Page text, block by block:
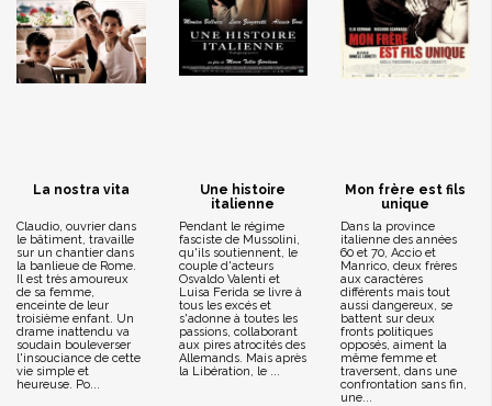
La nostra vita
Claudio, ouvrier dans
le bâtiment, travaille
sur un chantier dans
la banlieue de Rome.
Il est très amoureux
de sa femme,
enceinte de leur
troisième enfant. Un
drame inattendu va
soudain bouleverser
l'insouciance de cette
vie simple et
heureuse. Po...
Une histoire
italienne
Pendant le régime
fasciste de Mussolini,
qu'ils soutiennent, le
couple d'acteurs
Osvaldo Valenti et
Luisa Ferida se livre à
tous les excés et
s'adonne à toutes les
passions, collaborant
aux pires atrocités des
Allemands. Mais après
la Libération, le ...
Mon frère est fils
unique
Dans la province
italienne des années
60 et 70, Accio et
Manrico, deux frères
aux caractères
différents mais tout
aussi dangereux, se
battent sur deux
fronts politiques
opposés, aiment la
même femme et
traversent, dans une
confrontation sans fin,
une...